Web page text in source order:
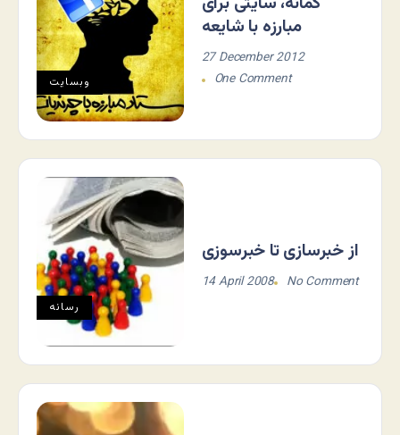
وبسایت
مبارزه با شایعه
27 December 2012
One Comment
رسانه
از خبرسازی تا خبرسوزی
14 April 2008 No Comment